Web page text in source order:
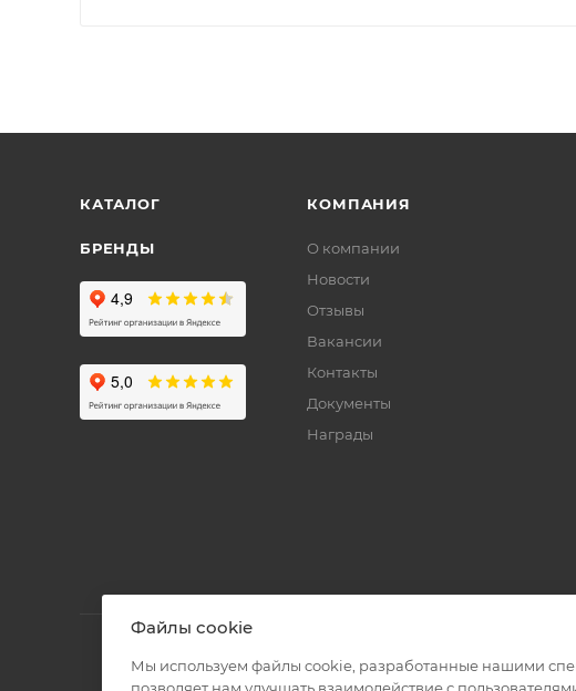
КАТАЛОГ
БРЕНДЫ
КОМПАНИЯ
О компании
Новости
Отзывы
Вакансии
Контакты
Документы
Награды
Файлы cookie
Мы используем файлы cookie, разработанные нашими